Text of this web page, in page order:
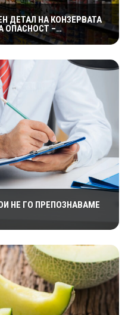
ДЕТАЛ НА КОНЗЕРВАТА
ОПАСНОСТ –
НЕ ГО ПРЕПОЗНАВАМЕ